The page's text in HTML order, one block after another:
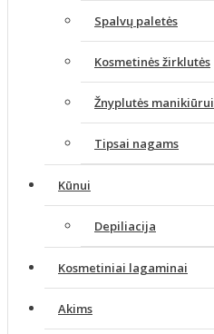
Spalvų paletės
Kosmetinės žirklutės
Žnyplutės manikiūrui
Tipsai nagams
Kūnui
Depiliacija
Kosmetiniai lagaminai
Akims